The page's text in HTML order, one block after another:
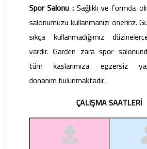
Spor Salonu :Sağlıklı ve formda
salonumuzu kullanmanızı öneririz.
sıkça kullanmadığımız
vardır. Garden zara spor
tüm kaslarımıza egzersiz
donanım bulunmaktadır.
ÇALIŞMA SAATLERİ